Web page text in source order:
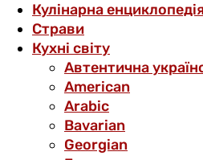
Кулінарна
Страви
Кухні світу
Автентична
American
Arabic
Bavarian
Georgian